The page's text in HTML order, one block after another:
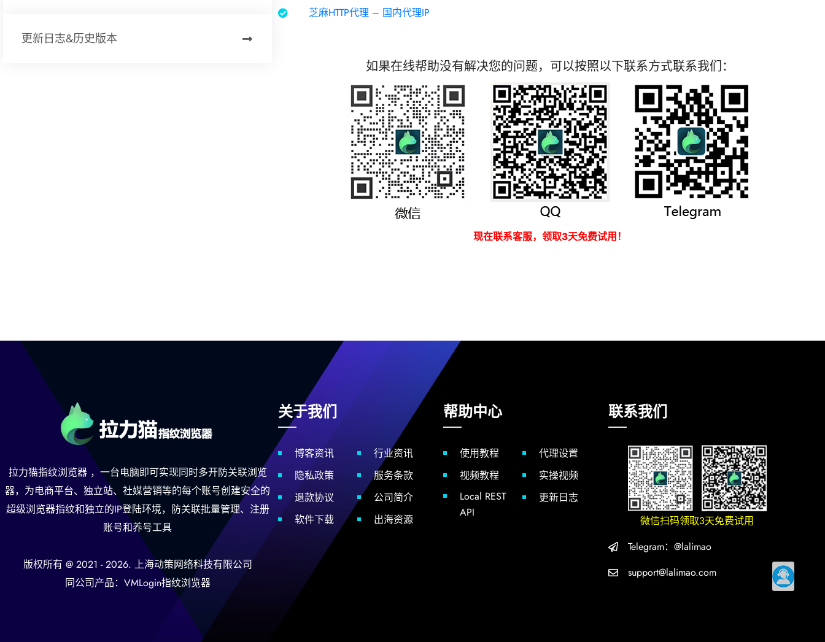
更新日志&历史版本
芝麻HTTP代理 – 国内代理IP
如果在线帮助没有解决您的问题，可以按照以下联系方式联系我们：
现在联系客服，领取3天免费试用！
拉力猫指纹浏览器，一台电脑即可实现同时多开防关联浏览
器，为电商平台、独立站、社媒营销等的每个账号创建安全的
超级浏览器指纹和独立的IP登陆环境，防关联批量管理、注册
账号和养号工具
版权所有 @ 2021 -2026. 上海动策网络科技有限公司
同公司产品： VMLogin指纹浏览器
关于我们
博客资讯
行业资讯
隐私政策
服务条款
退款协议
公司简介
软件下载
出海资源
帮助中心
使用教程
代理设置
视频教程
实操视频
Local REST
API
更新日志
联系我们
微信扫码领取3天免费试用
Telegram：@lalimao
support@lalimao.com